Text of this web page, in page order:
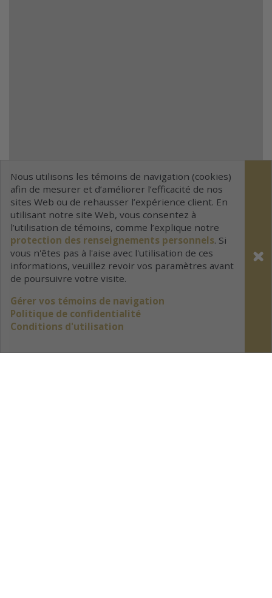
Nous utilisons les témoins de navigation (cookies)
afin de mesurer et d’améliorer l’efficacité de nos
sites Web ou de rehausser l’expérience client. En
utilisant notre site Web, vous consentez à
l’utilisation de témoins, comme l’explique notre
protection des renseignements personnels. Si
vous n'êtes pas à l'aise avec l'utilisation de ces
informations, veuillez revoir vos paramètres avant
de poursuivre votre visite.
Gérer vos témoins de navigation
Politique de confidentialité
Conditions d'utilisation